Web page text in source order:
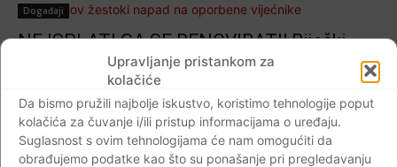
Upravljanje pristankom za
kolačiće
Da bismo pružili najbolje iskustvo, koristimo tehnologije poput
kolačića za čuvanje i/ili pristup informacijama o uređaju.
Suglasnost s ovim tehnologijama će nam omogućiti da
obrađujemo podatke kao što su ponašanje pri pregledavanju
Događaji
NE ISPLATI GA SE RENOVIRATI! Riječki
gradski vijećnici odbili izglasovati 44
milijuna kuna za propali Titov Galeb;
Obersnelov žestoki napad na oporbene
vijećnike
Braniteljski portal 13.07.2019